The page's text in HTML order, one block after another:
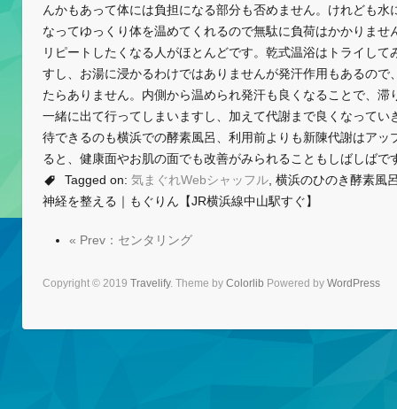
んかもあって体には負担になる部分も否めません。けれども水
なってゆっくり体を温めてくれるので無駄に負荷はかかりませ
リピートしたくなる人がほとんどです。乾式温浴はトライして
すし、お湯に浸かるわけではありませんが発汗作用もあるので
たらありません。内側から温められ発汗も良くなることで、滞
一緒に出て行ってしまいますし、加えて代謝まで良くなってい
待できるのも横浜での酵素風呂、利用前よりも新陳代謝はアッ
ると、健康面やお肌の面でも改善がみられることもしばしばで
Tagged on: 気まぐれWebシャッフル, 横浜のひのき酵素風
神経を整える｜もぐりん【JR横浜線中山駅すぐ】
« Prev：センタリング
Copyright © 2019 Travelify. Theme by Colorlib Powered by WordPress